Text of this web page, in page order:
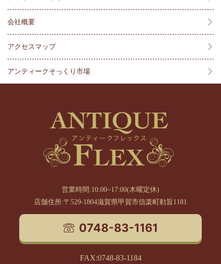
会社概要
アクセスマップ
アンティークそっくり市場
営業時間:10:00~17:00(木曜定休)
店舗住所:〒529-1804滋賀県甲賀市信楽町勅旨1181
0748-83-1161
FAX:0748-83-1184